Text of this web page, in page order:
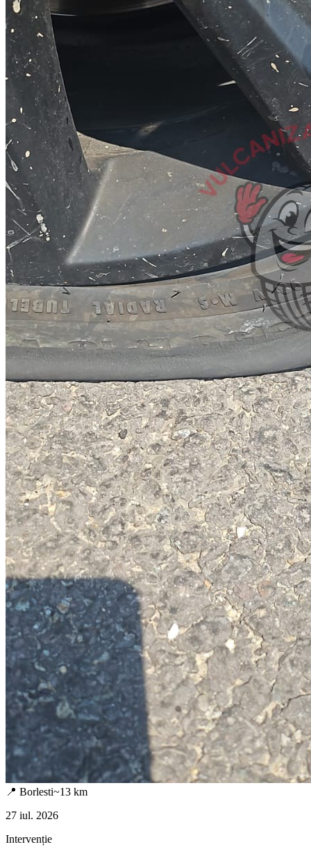
📍 Borlesti~13 km
27 iul. 2026
Intervenție